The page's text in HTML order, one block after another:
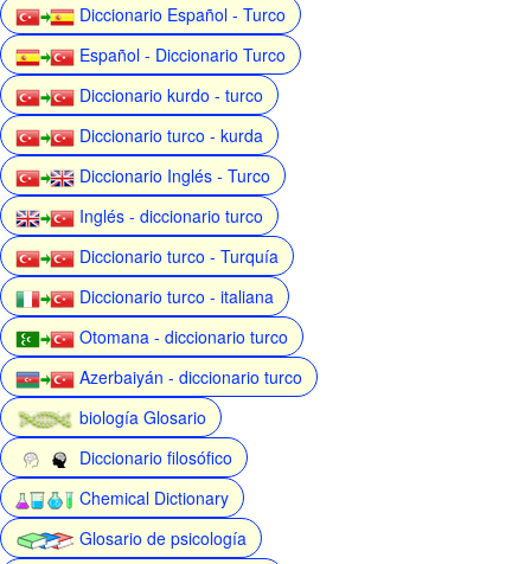
Diccionario Español - Turco
Español - Diccionario Turco
Diccionario kurdo - turco
Diccionario turco - kurda
Diccionario Inglés - Turco
Inglés - diccionario turco
Diccionario turco - Turquía
Diccionario turco - italiana
Otomana - diccionario turco
Azerbaiyán - diccionario turco
biología Glosario
Diccionario filosófico
Chemical Dictionary
Glosario de psicología